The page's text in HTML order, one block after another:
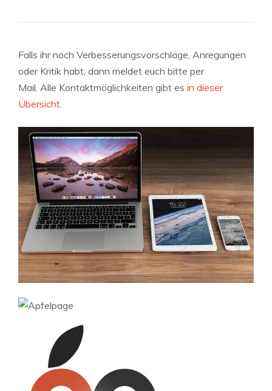
Falls ihr noch Verbesserungsvorschläge, Anregungen
oder Kritik habt, dann meldet euch bitte per
Mail. Alle Kontaktmöglichkeiten gibt es in dieser
Übersicht